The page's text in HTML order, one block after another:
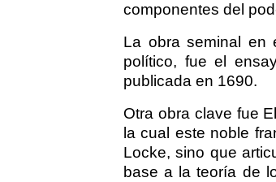
componentes del
La obra seminal en
político, fue el
publicada en 1690.
Otra obra clave fue
la cual este noble
Locke, sino que
base a la teoría de